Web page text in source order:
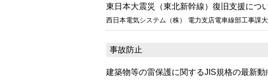
東日本大震災（東北新幹線）復旧支援につ
西日本電気システム（株） 電力支店電車線部工事
事故防止
建築物等の雷保護に関するJIS規格の最新動